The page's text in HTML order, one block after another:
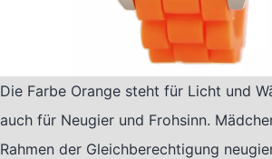
Die Farbe Orange steht für Licht und
auch für Neugier und Frohsinn.
Rahmen der Gleichberechtigung